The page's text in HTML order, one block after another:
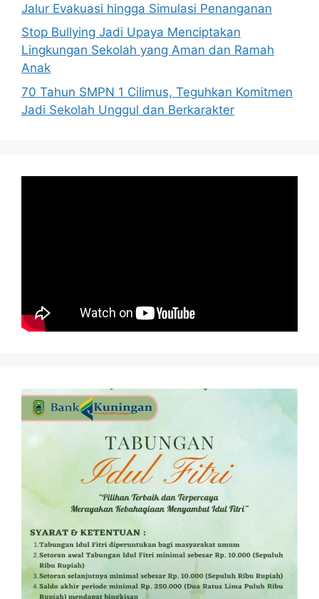
Jalur Evakuasi hingga Simulasi Penanganan
Stop Bullying Jadi Upaya Menciptakan
Lingkungan Sekolah yang Aman dan Ramah
Anak
70 Tahun SMPN 1 Cilimus, Teguhkan Komitmen
Jadi Sekolah Unggul dan Berkarakter